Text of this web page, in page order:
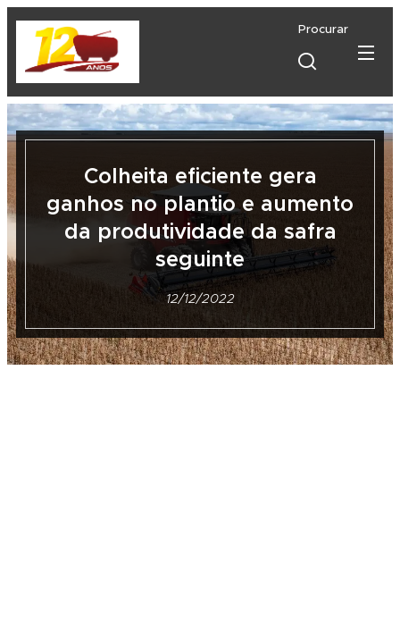
Procurar
Colheita eficiente gera
ganhos no plantio e aumento
da produtividade da safra
seguinte
12/12/2022